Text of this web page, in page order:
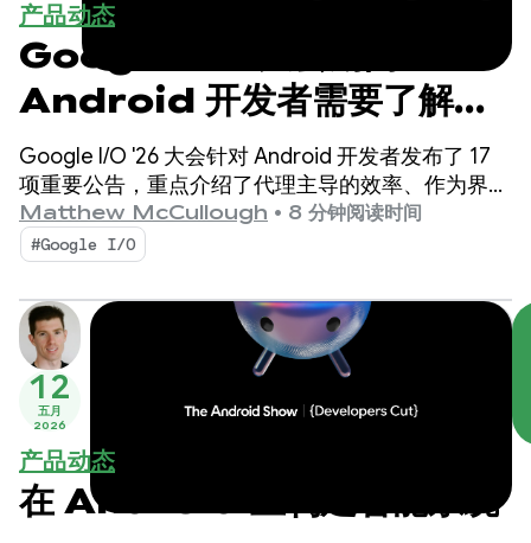
产品动态
Google I/O 大会期间
Android 开发者需要了解的
17 件事！
Google I/O '26 大会针对 Android 开发者发布了 17
项重要公告，重点介绍了代理主导的效率、作为界面
标准的 Compose First，以及针对不断扩大的生态系
统的高性能媒体和自适应开发。
Matthew McCullough • 8 分钟阅读时间
#Google I/O
12
五月
2026
产品动态
在 Android 上构建智能系统